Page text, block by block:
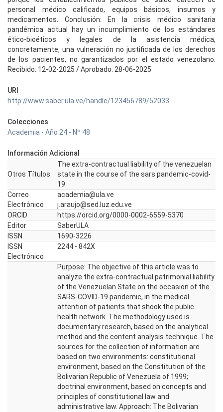
personal médico calificado, equipos básicos, insumos y
medicamentos. Conclusión: En la crisis médico sanitaria
pandémica actual hay un incumplimiento de los estándares
ético-bioéticos y legales de la asistencia médica,
concretamente, una vulneración no justificada de los derechos
de los pacientes, no garantizados por el estado venezolano.
Recibido: 12-02-2025 / Aprobado: 28-06-2025
URI
http://www.saber.ula.ve/handle/123456789/52033
Colecciones
Academia - Año 24 - Nº 48
Información Adicional
Otros Títulos
The extra-contractual liability of the venezuelan
state in the course of the sars pandemic-covid-
19
Correo
Electrónico
academia@ula.ve
j.araujo@sed.luz.edu.ve
ORCID
https://orcid.org/0000-0002-6559-5370
Editor
SaberULA
ISSN
1690-3226
ISSN
Electrónico
2244 - 842X
Purpose: The objective of this article was to
analyze the extra-contractual patrimonial liability
of the Venezuelan State on the occasion of the
SARS-COVID-19 pandemic, in the medical
attention of patients that shook the public
health network. The methodology used is
documentary research, based on the analytical
method and the content analysis technique. The
sources for the collection of information are
based on two environments: constitutional
environment, based on the Constitution of the
Bolivarian Republic of Venezuela of 1999;
doctrinal environment, based on concepts and
principles of constitutional law and
administrative law. Approach: The Bolivarian